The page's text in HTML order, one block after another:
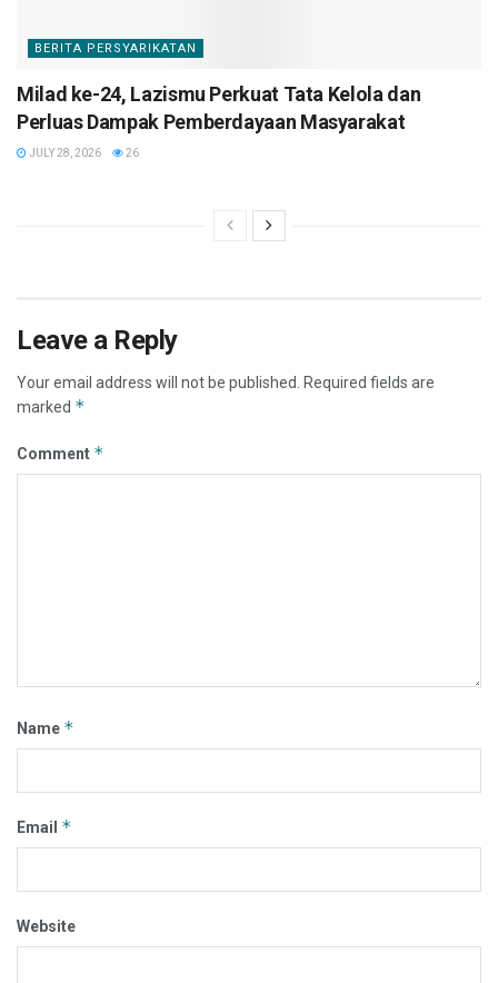
BERITA PERSYARIKATAN
Milad ke-24, Lazismu Perkuat Tata Kelola dan
Perluas Dampak Pemberdayaan Masyarakat
JULY 28, 2026 26
Leave a Reply
Your email address will not be published. Required fields are
marked *
Comment *
Name *
Email *
Website